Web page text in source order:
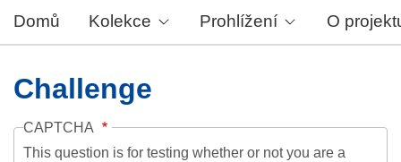
Domů Kolekce Prohlížení O
Challenge
CAPTCHA
This question is for testing whether or not you are a